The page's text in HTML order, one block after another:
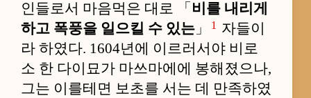
인들로서 마음먹은 대로 「 비를 내리게
하고 폭풍을 일으킬 수 있는 」 1
자들이
라 하였다. 1604년에 이르러서야 비로
소 한 다이묘가 마쓰마에에 봉해졌으나,
그는 이를테면 보초를 서는 데 만족하였